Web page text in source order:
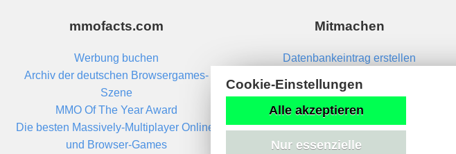
mmofacts.com
Werbung buchen
Archiv der deutschen Browsergames-
Szene
MMO Of The Year Award
Die besten Massively-Multiplayer Online-
und Browser-Games
Mitmachen
Datenbankeintrag erstellen
Cookie-Einstellungen
Alle akzeptieren
Nur essenzielle